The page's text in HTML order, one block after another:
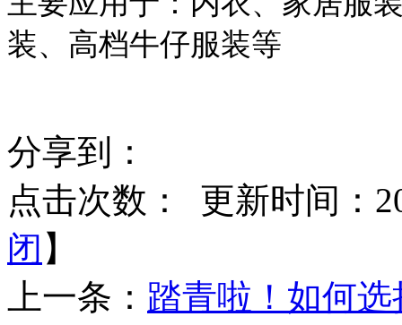
装、高档牛仔服装等
分享到：
点击次数：
更新时间：
闭 】
上一条： 踏青啦！如何